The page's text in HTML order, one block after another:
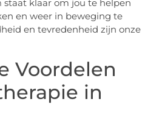
klaar om jou te helpen
en weer in beweging te
en tevredenheid zijn onze
Voordelen
in